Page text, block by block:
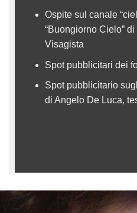
Ospite sul canale
“Buongiorno Cielo”
Visagista
Spot pubblicitari dei
Spot pubblicitario
di Angelo De Luca,